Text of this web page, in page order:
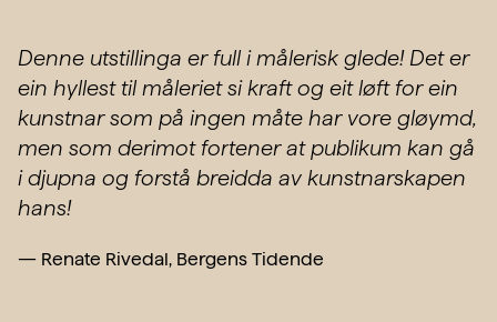
Denne utstillinga er full i målerisk glede! Det er
ein hyllest til måleriet si kraft og eit løft for ein
kunstnar som på ingen måte har vore gløymd,
men som derimot fortener at publikum kan gå
i djupna og forstå breidda av kunstnarskapen
hans!
— Renate Rivedal, Bergens Tidende